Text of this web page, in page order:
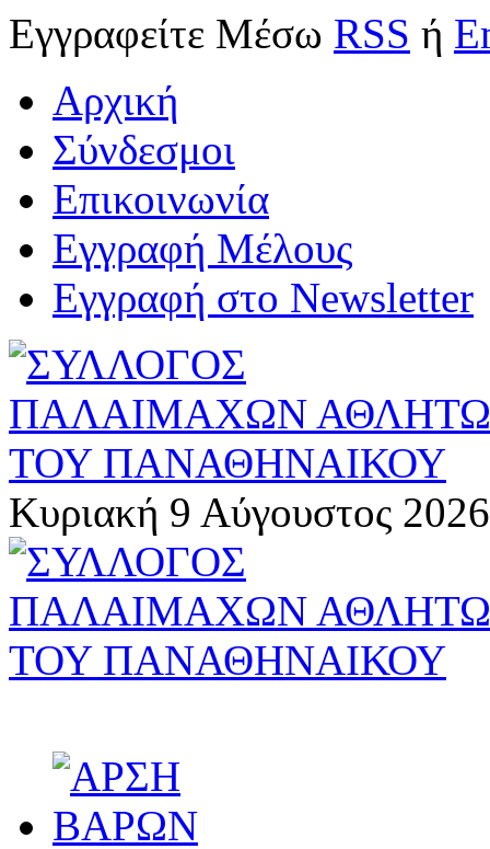
Εγγραφείτε Μέσω RSS ή
Αρχική
Σύνδεσμοι
Επικοινωνία
Εγγραφή Μέλους
Εγγραφή στο Newsletter
Κυριακή 9 Αύγουστος